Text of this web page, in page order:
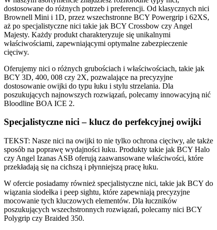
dostosowane do różnych potrzeb i preferencji. Od klasycznych nici
Brownell Mini i 1D, przez wszechstronne BCY Powergrip i 62XS,
aż po specjalistyczne nici takie jak BCY Crossbow czy Angel
Majesty. Każdy produkt charakteryzuje się unikalnymi
właściwościami, zapewniającymi optymalne zabezpieczenie
cięciwy.
Oferujemy nici o różnych grubościach i właściwościach, takie jak
BCY 3D, 400, 008 czy 2X, pozwalające na precyzyjne
dostosowanie owijki do typu łuku i stylu strzelania. Dla
poszukujących najnowszych rozwiązań, polecamy innowacyjną nić
Bloodline BOA ICE 2.
Specjalistyczne nici – klucz do perfekcyjnej owijki
TEKST: Nasze nici na owijki to nie tylko ochrona cięciwy, ale także
sposób na poprawę wydajności łuku. Produkty takie jak BCY Halo
czy Angel Izanas ASB oferują zaawansowane właściwości, które
przekładają się na cichszą i płynniejszą pracę łuku.
W ofercie posiadamy również specjalistyczne nici, takie jak BCY do
wiązania siodełka i peep sightu, które zapewniają precyzyjne
mocowanie tych kluczowych elementów. Dla łuczników
poszukujących wszechstronnych rozwiązań, polecamy nici BCY
Polygrip czy Braided 350.